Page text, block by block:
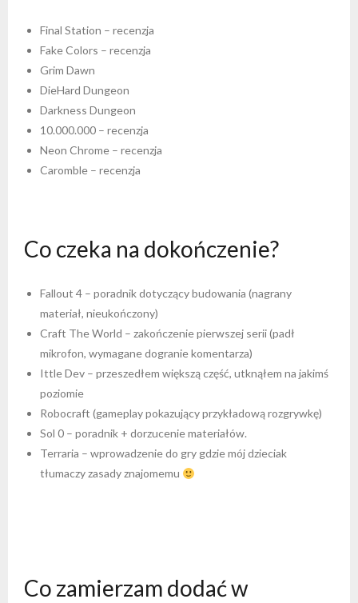
Final Station – recenzja
Fake Colors – recenzja
Grim Dawn
DieHard Dungeon
Darkness Dungeon
10.000.000 – recenzja
Neon Chrome – recenzja
Caromble – recenzja
Co czeka na dokończenie?
Fallout 4 – poradnik dotyczący budowania (nagrany
materiał, nieukończony)
Craft The World – zakończenie pierwszej serii (padł
mikrofon, wymagane dogranie komentarza)
Ittle Dev – przeszedłem większą część, utknąłem na jakimś
poziomie
Robocraft (gameplay pokazujący przykładową rozgrywkę)
Sol 0 – poradnik + dorzucenie materiałów.
Terraria – wprowadzenie do gry gdzie mój dzieciak
tłumaczy zasady znajomemu
Co zamierzam dodać w